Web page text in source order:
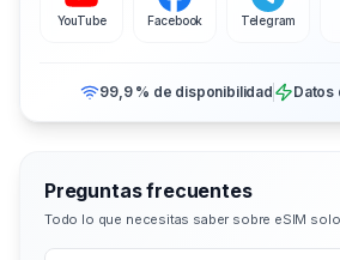
YouTube Facebook Telegram
99,9 % de disponibilidad Datos
Preguntas frecuentes
Todo lo que necesitas saber sobre eSIM